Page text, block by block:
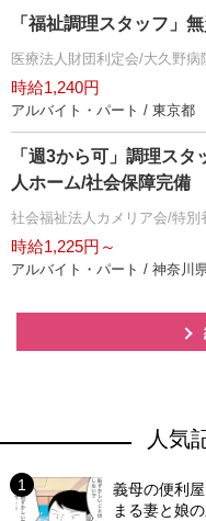
「福祉調理スタッフ」
医療法人財団利定会/大久野病
時給1,240円
アルバイト・パート / 東京都
「週3から可」調理ス
人ホーム/社会保障完備
社会福祉法人カメリア会/特
時給1,225円～
アルバイト・パート / 神奈川
人気
義母の便利
まる妻と娘